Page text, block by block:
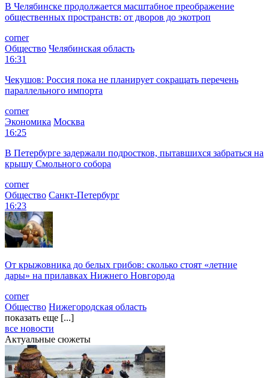
В Челябинске продолжается масштабное преображение
общественных пространств: от дворов до экотроп
corner
Общество Челябинская область
16:31
Чекушов: Россия пока не планирует сокращать перечень
параллельного импорта
corner
Экономика Москва
16:25
В Петербурге задержали подростков, пытавшихся забраться на
крышу Смольного собора
corner
Общество Санкт-Петербург
16:23
От крыжовника до белых грибов: сколько стоят «летние
дары» на прилавках Нижнего Новгорода
corner
Общество Нижегородская область
показать еще [...]
все новости
Актуальные сюжеты